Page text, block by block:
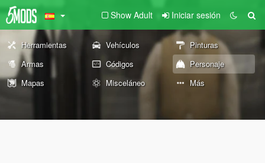
Show Adult Iniciar sesión
Herramientas Vehículos
Pinturas
Armas
Códigos
Personaje
Mapas
Misceláneo Más